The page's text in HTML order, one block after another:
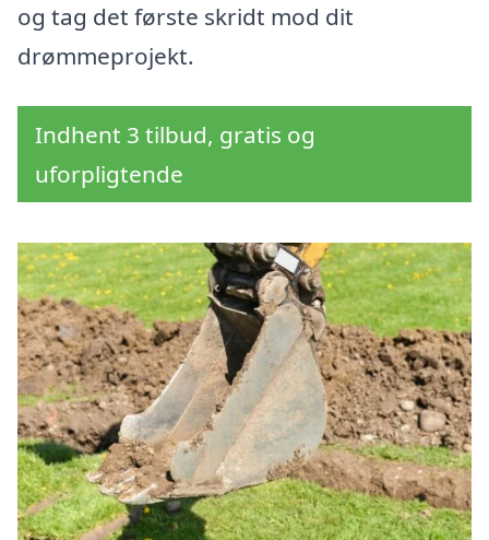
og tag det første skridt mod dit
drømmeprojekt.
Indhent 3 tilbud, gratis og
uforpligtende